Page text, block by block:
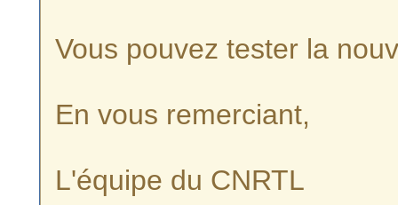
Vous pouvez tester la
En vous remerciant,
L'équipe du CNRTL